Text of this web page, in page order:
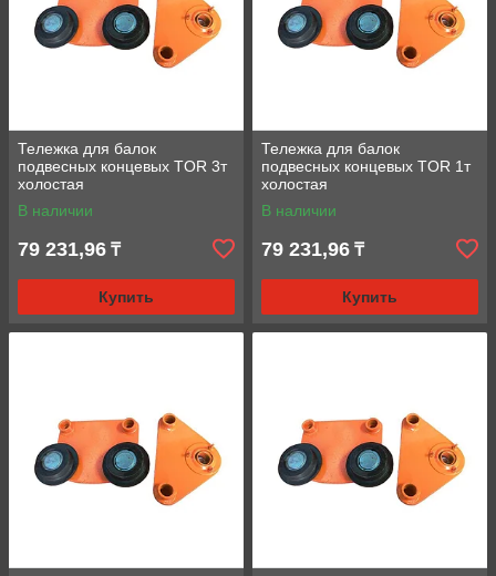
Тележка для балок
подвесных концевых TOR 3т
холостая
В наличии
79 231,96 ₸
Купить
Тележка для балок
подвесных концевых TOR 1т
холостая
В наличии
79 231,96 ₸
Купить